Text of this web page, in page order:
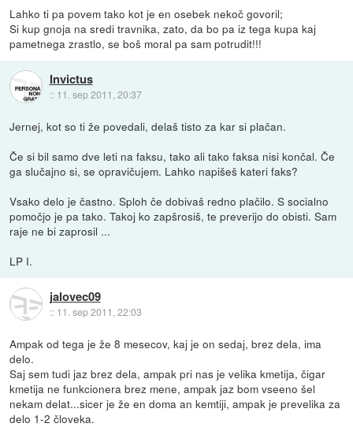
Lahko ti pa povem tako kot je en osebek nekoč govoril;
Si kup gnoja na sredi travnika, zato, da bo pa iz tega kupa kaj
pametnega zrastlo, se boš moral pa sam potrudit!!!
Invictus
:: 11. sep 2011, 20:37
Jernej, kot so ti že povedali, delaš tisto za kar si plačan.
Če si bil samo dve leti na faksu, tako ali tako faksa nisi končal. Če
ga slučajno si, se opravičujem. Lahko napišeš kateri faks?
Vsako delo je častno. Sploh če dobivaš redno plačilo. S socialno
pomočjo je pa tako. Takoj ko zapšrosiš, te preverijo do obisti. Sam
raje ne bi zaprosil ...
LP I.
jalovec09
:: 11. sep 2011, 22:03
Ampak od tega je že 8 mesecov, kaj je on sedaj, brez dela, ima
delo.
Saj sem tudi jaz brez dela, ampak pri nas je velika kmetija, čigar
kmetija ne funkcionera brez mene, ampak jaz bom vseeno šel
nekam delat...sicer je že en doma an kemtiji, ampak je prevelika za
delo 1-2 človeka.